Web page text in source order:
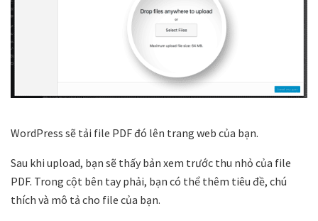
WordPress sẽ tải file PDF đó lên trang web của bạn.
Sau khi upload, bạn sẽ thấy bản xem trước thu nhỏ của file
PDF. Trong cột bên tay phải, bạn có thể thêm tiêu đề, chú
thích và mô tả cho file của bạn.